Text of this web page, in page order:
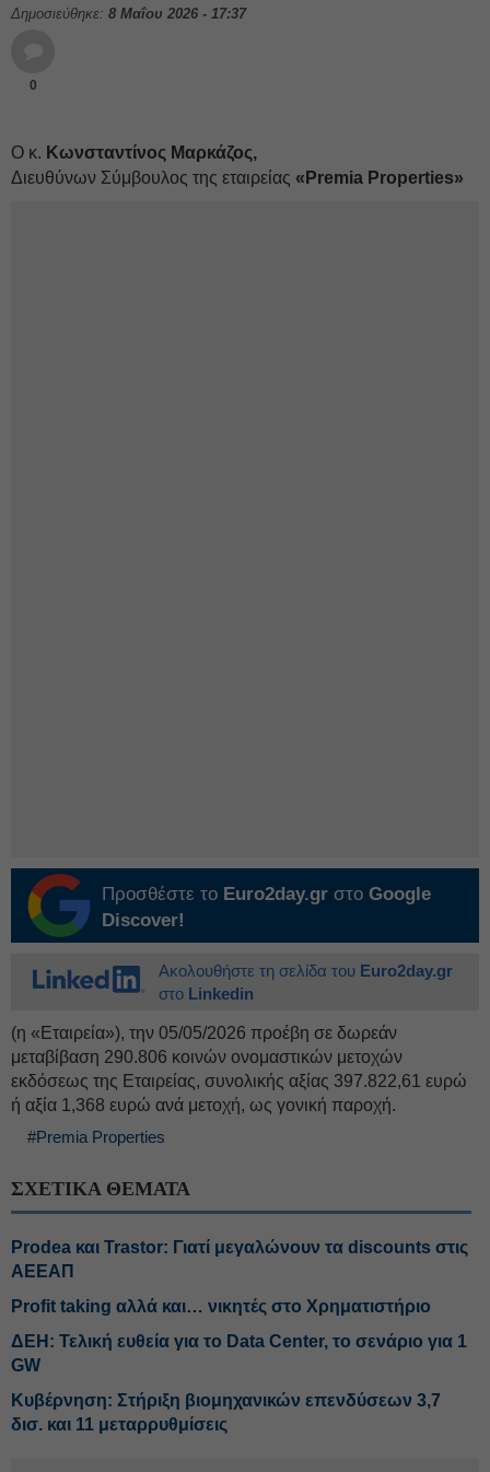
Δημοσιεύθηκε: 8 Μαΐου 2026 - 17:37
0
O κ. Κωνσταντίνος Μαρκάζος,
Διευθύνων Σύμβουλος της εταιρείας «Premia Properties»
Προσθέστε το Euro2day.gr στο Google
Discover!
Ακολουθήστε τη σελίδα του Euro2day.gr
στο Linkedin
(η «Εταιρεία»), την 05/05/2026 προέβη σε δωρεάν
μεταβίβαση 290.806 κοινών ονομαστικών μετοχών
εκδόσεως της Εταιρείας, συνολικής αξίας 397.822,61 ευρώ
ή αξία 1,368 ευρώ ανά μετοχή, ως γονική παροχή.
#Premia Properties
ΣΧΕΤΙΚΑ ΘΕΜΑΤΑ
Prodea και Trastor: Γιατί μεγαλώνουν τα discounts στις
ΑΕΕΑΠ
Profit taking αλλά και… νικητές στο Χρηματιστήριο
ΔΕΗ: Τελική ευθεία για το Data Center, το σενάριο για 1
GW
Κυβέρνηση: Στήριξη βιομηχανικών επενδύσεων 3,7
δισ. και 11 μεταρρυθμίσεις